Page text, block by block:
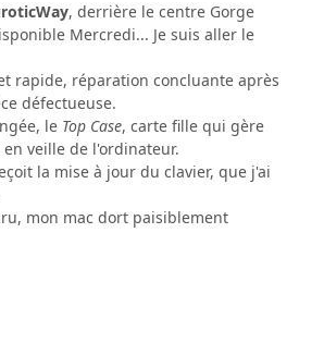
, derrière le centre Gorge
Mercredi... Je suis aller le
rapide, réparation concluante après
défectueuse.
le Top Case, carte fille qui gère
veille de l'ordinateur.
la mise à jour du clavier, que j'ai
mon mac dort paisiblement